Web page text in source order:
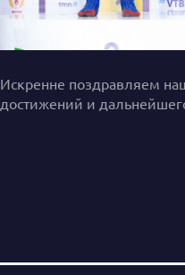
Искренне поздравляем
достижений и